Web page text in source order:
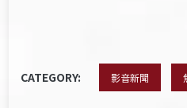
CATEGORY: 影音新聞